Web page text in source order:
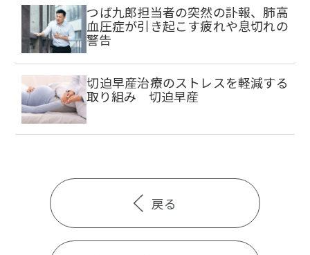
つば九郎担当者の突然の訃報、肺高
血圧症が引き起こす疲れや息切れの
警告
切迫早産治療のストレスを軽減する
取り組み 切迫早産
戻る